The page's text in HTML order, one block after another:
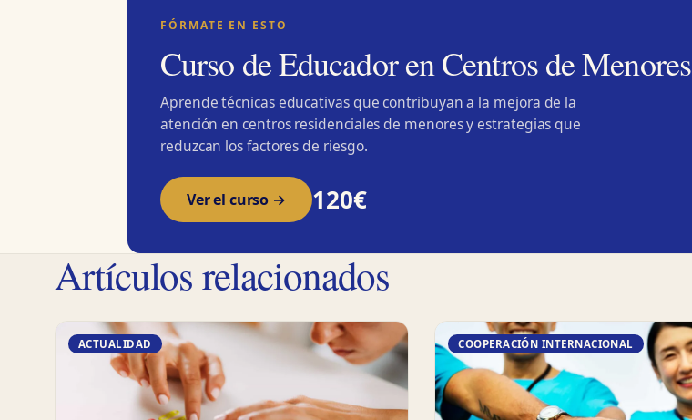
FÓRMATE EN ESTO
Curso de Educador en Centros de Menores
Aprende técnicas educativas que contribuyan a la mejora de la
atención en centros residenciales de menores y estrategias que
reduzcan los factores de riesgo.
Ver el curso → 120€
Artículos relacionados
ACTUALIDAD COOPERACIÓN INTERNACIONAL